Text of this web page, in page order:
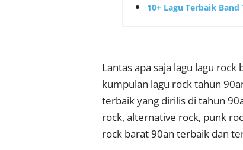
10+ Lagu Terbaik
Lantas apa saja lagu lagu
kumpulan lagu rock tahun
terbaik yang dirilis di tahun
rock, alternative rock, punk
rock barat 90an terbaik dan